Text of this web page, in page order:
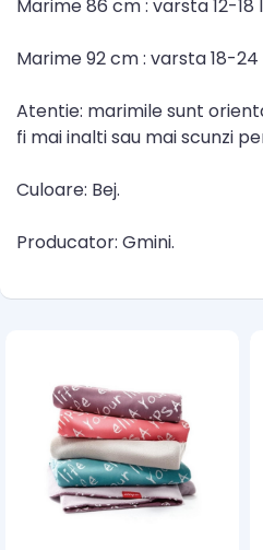
Marime 86 cm : varsta 12-18
Marime 92 cm : varsta 18-24
Atentie: marimile sunt
fi mai inalti sau mai scunzi
Culoare: Bej.
Producator: Gmini.